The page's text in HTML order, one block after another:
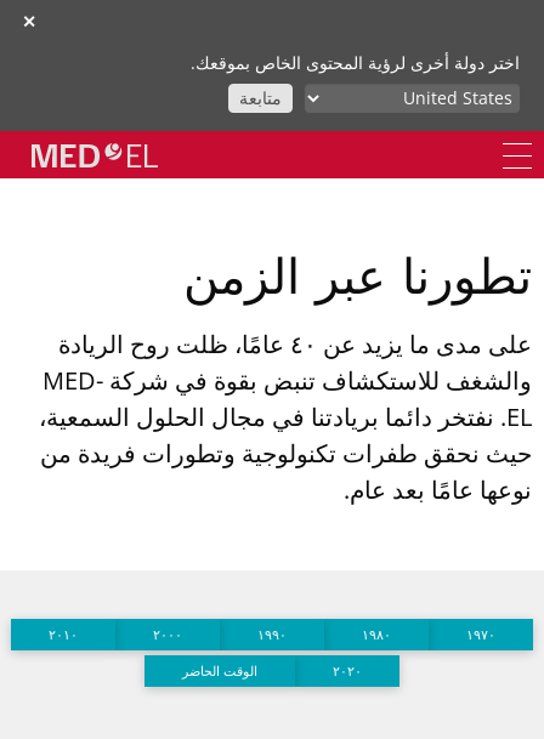
✕
اختر دولة أخرى لرؤية المحتوى الخاص بموقعك.
متابعة
تطورنا عبر الزمن
على مدى ما يزيد عن ٤٠ عامًا، ظلت روح الريادة
والشغف للاستكشاف تنبض بقوة في شركة MED-
EL. نفتخر دائما بريادتنا في مجال الحلول السمعية،
حيث نحقق طفرات تكنولوجية وتطورات فريدة من
نوعها عامًا بعد عام.
۱۹۷۰ ۱۹۸۰ ۱۹۹۰ ۲۰۰۰
۲۰۱۰
۲۰۲۰
الوقت الحاضر